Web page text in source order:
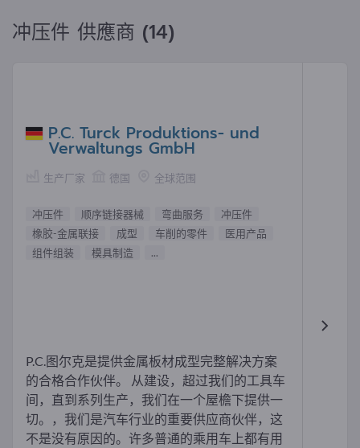
冲压件 供應商 (14)
P.C. Turck Produktions- und
Verwaltungs GmbH
生产厂家 德国 全球范围
冲压件 顺序链接器械 弯曲服务
冲压件
橡胶-金属联接
成型 车削的零件
医用产品
组件组装
模具制造 ...
P.C.图尔克是提供金属板材成型完整解决方案
的合格合作伙伴。 从建设，超过我们的工具车
间，直到系列生产，我们在一个屋檐下提供一
切。，我们是汽车行业的重要供应商伙伴，这
不是没有原因的。许多普通的乘用车上都有用